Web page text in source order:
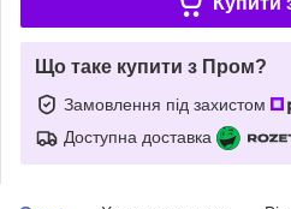
Що таке купити з Пром?
Замовлення під захистом
Доступна доставка